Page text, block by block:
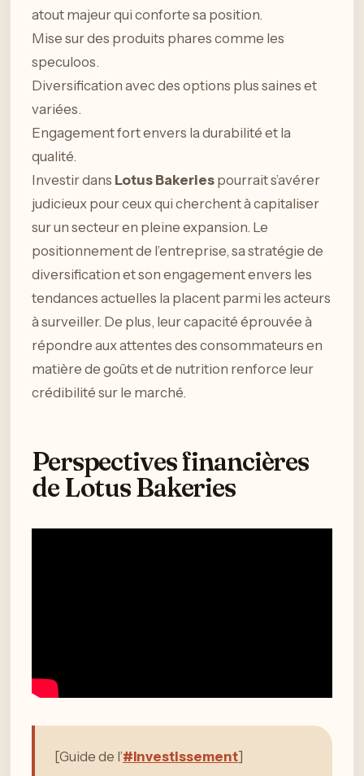
atout majeur qui conforte sa position.
Mise sur des produits phares comme les
speculoos.
Diversification avec des options plus saines et
variées.
Engagement fort envers la durabilité et la
qualité.
Investir dans Lotus Bakeries pourrait s’avérer
judicieux pour ceux qui cherchent à capitaliser
sur un secteur en pleine expansion. Le
positionnement de l’entreprise, sa stratégie de
diversification et son engagement envers les
tendances actuelles la placent parmi les acteurs
à surveiller. De plus, leur capacité éprouvée à
répondre aux attentes des consommateurs en
matière de goûts et de nutrition renforce leur
crédibilité sur le marché.
Perspectives financières
de Lotus Bakeries
[Guide de l’#Investissement]